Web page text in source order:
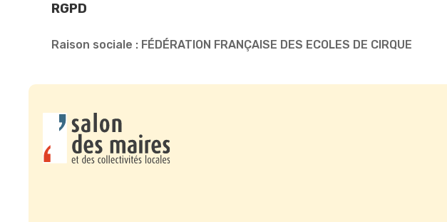
RGPD
Raison sociale : FÉDÉRATION FRANÇAISE DES ECOLES DE CIRQUE